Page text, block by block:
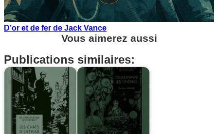
D’or et de fer de Jack Vance
Vous aimerez aussi
Publications similaires: